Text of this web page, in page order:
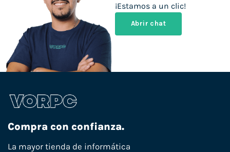
¡Estamos a un clic!
Abrir chat
Compra con confianza.
La mayor tienda de informática